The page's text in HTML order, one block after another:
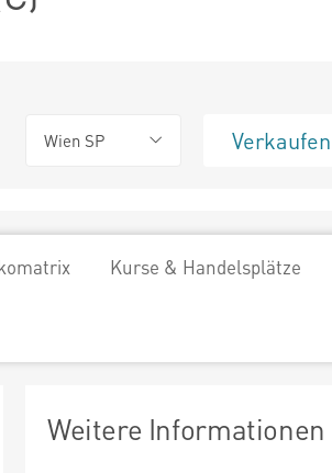
Wien SP Verkaufen
Kurse & Handelsplätze
Weitere Informationen